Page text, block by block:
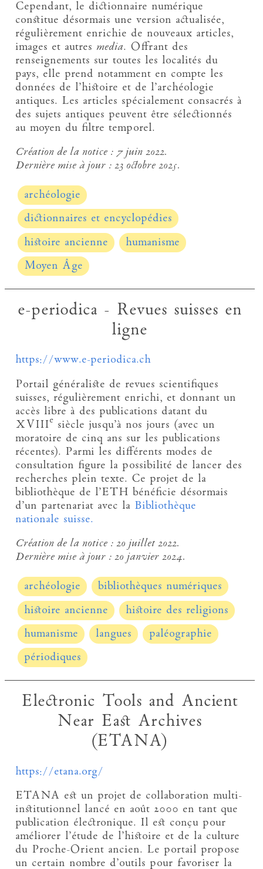
Cependant, le dictionnaire numérique
constitue désormais une version actualisée,
régulièrement enrichie de nouveaux articles,
images et autres media. Offrant des
renseignements sur toutes les localités du
pays, elle prend notamment en compte les
données de l’histoire et de l’archéologie
antiques. Les articles spécialement consacrés à
des sujets antiques peuvent être sélectionnés
au moyen du filtre temporel.
Création de la notice : 7 juin 2022.
Dernière mise à jour :23 octobre 2025.
archéologie
dictionnaires et encyclopédies
histoire ancienne
humanisme
Moyen Âge
e-periodica - Revues suisses en
ligne
https://www.e-periodica.ch
Portail généraliste de revues scientifiques
suisses, régulièrement enrichi, et donnant un
accès libre à des publications datant du
XVIIIe siècle jusqu’à nos jours (avec un
moratoire de cinq ans sur les publications
récentes). Parmi les différents modes de
consultation figure la possibilité de lancer des
recherches plein texte. Ce projet de la
bibliothèque de l’ETH bénéficie désormais
d’un partenariat avec la Bibliothèque
nationale suisse.
Création de la notice :20 juillet 2022.
Dernière mise à jour :20 janvier 2024.
archéologie
bibliothèques numériques
histoire ancienne
histoire des religions
humanisme
langues
paléographie
périodiques
Electronic Tools and Ancient
Near East Archives
(ETANA)
https://etana.org/
ETANA est un projet de collaboration multi-
institutionnel lancé en août 2000 en tant que
publication électronique. Il est conçu pour
améliorer l’étude de l’histoire et de la culture
du Proche-Orient ancien. Le portail propose
un certain nombre d’outils pour favoriser la